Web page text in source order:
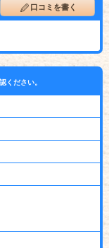
口コミを書く
ください。